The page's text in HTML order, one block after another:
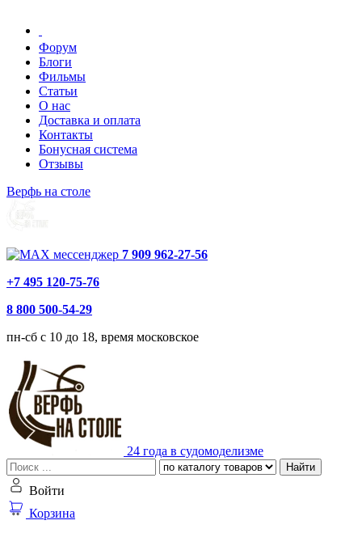
Форум
Блоги
Фильмы
Статьи
О нас
Доставка и оплата
Контакты
Бонусная система
Отзывы
Верфь на столе
7 909 962-27-56
+7 495 120-75-76
8 800 500-54-29
пн-сб с 10 до 18, время московское
24 года в судомоделизме
Найти
Войти
Корзина